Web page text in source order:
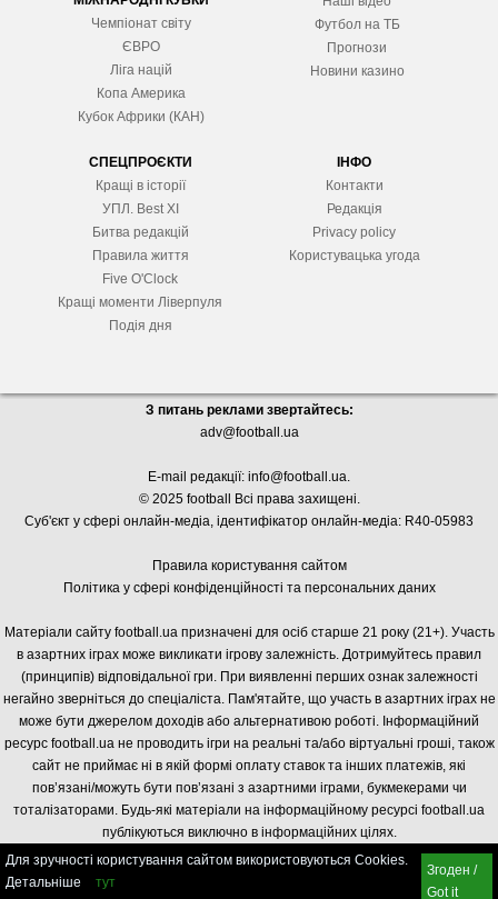
Чемпіонат світу
ЄВРО
Ліга націй
Копа Америка
Кубок Африки (КАН)
Футбол на ТБ
Прогнози
Новини казино
СПЕЦПРОЄКТИ
Кращі в історії
УПЛ. Best XІ
Битва редакцій
Правила життя
Five O'Clock
Кращі моменти Ліверпуля
Подія дня
ІНФО
Контакти
Редакція
Privacy policy
Користувацька угода
З питань реклами звертайтесь:
adv@football.ua
E-mail редакції: info@football.ua.
© 2025 football Всі права захищені.
Суб'єкт у сфері онлайн-медіа, ідентифікатор онлайн-медіа: R40-05983
Правила користування сайтом
Політика у сфері конфіденційності та персональних даних
Матеріали сайту football.ua призначені для осіб старше 21 року (21+). Участь
в азартних іграх може викликати ігрову залежність. Дотримуйтесь правил
(принципів) відповідальної гри. При виявленні перших ознак залежності
негайно зверніться до спеціаліста. Пам'ятайте, що участь в азартних іграх не
може бути джерелом доходів або альтернативою роботі. Інформаційний
ресурс football.ua не проводить ігри на реальні та/або віртуальні гроші, також
сайт не приймає ні в якій формі оплату ставок та інших платежів, які
пов’язані/можуть бути пов’язані з азартними іграми, букмекерами чи
тоталізаторами. Будь-які матеріали на інформаційному ресурсі football.ua
публікуються виключно в інформаційних цілях.
Для зручності користування сайтом використовуються Cookies.
Детальніше
тут
Згоден /
Got it